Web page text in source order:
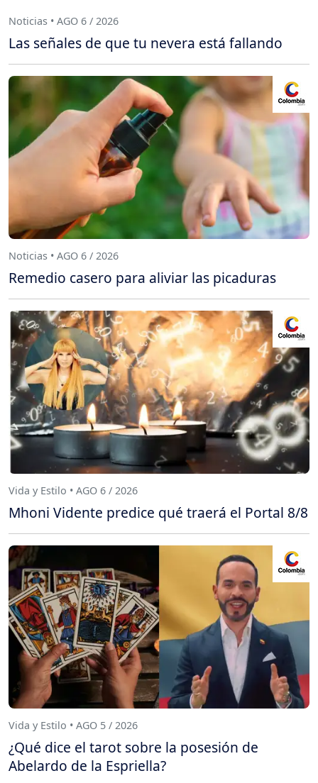
Noticias • AGO 6 / 2026
Las señales de que tu nevera está fallando
Noticias • AGO 6 / 2026
Remedio casero para aliviar las picaduras
Vida y Estilo • AGO 6 / 2026
Mhoni Vidente predice qué traerá el Portal 8/8
Vida y Estilo • AGO 5 / 2026
¿Qué dice el tarot sobre la posesión de
Abelardo de la Espriella?